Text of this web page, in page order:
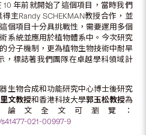
年前就開始了這個項目，當時我們
主Randy SCHEKMAN教授合作，並
個項目十分具挑戰性，需要運用多個
系統並應用於植物體系中。今次研究
分子機制，更為植物生物技術中耐旱
，標誌著我們團隊在卓越學科領域計
生物合成和功能研究中心博士後研究
文教授和香港科技大學郭玉松教授為
文全文可瀏覽：
021-00997-9